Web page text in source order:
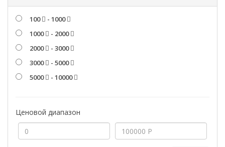
100
- 1000
1000
- 2000
2000
- 3000
3000
- 5000
5000
- 10000
Ценовой диапазон